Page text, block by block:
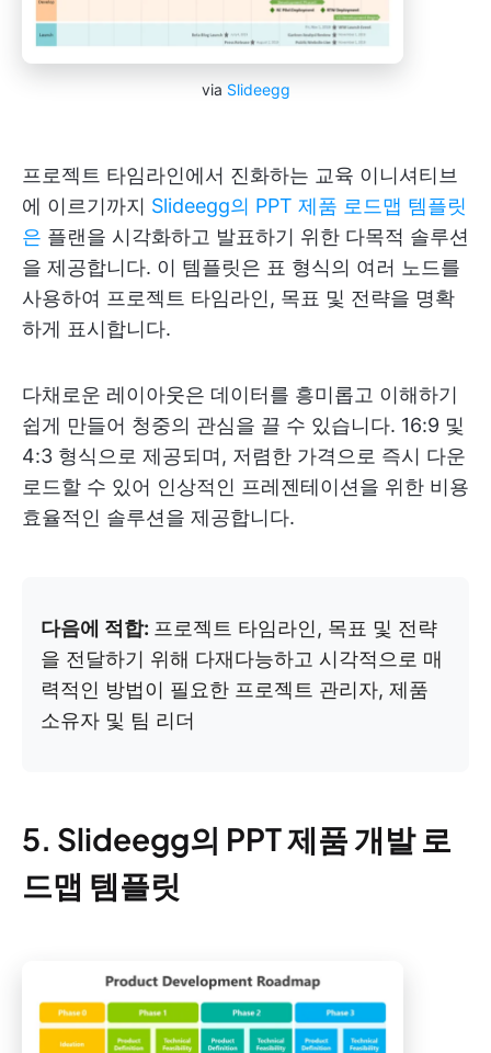
via Slideegg
프로젝트 타임라인에서 진화하는 교육 이니셔티브
에 이르기까지 Slideegg의 PPT 제품 로드맵 템플릿
은 플랜을 시각화하고 발표하기 위한 다목적 솔루션
을 제공합니다. 이 템플릿은 표 형식의 여러 노드를
사용하여 프로젝트 타임라인, 목표 및 전략을 명확
하게 표시합니다.
다채로운 레이아웃은 데이터를 흥미롭고 이해하기
쉽게 만들어 청중의 관심을 끌 수 있습니다. 16:9 및
4:3 형식으로 제공되며, 저렴한 가격으로 즉시 다운
로드할 수 있어 인상적인 프레젠테이션을 위한 비용
효율적인 솔루션을 제공합니다.
다음에 적합: 프로젝트 타임라인, 목표 및 전략
을 전달하기 위해 다재다능하고 시각적으로 매
력적인 방법이 필요한 프로젝트 관리자, 제품
소유자 및 팀 리더
5. Slideegg의 PPT 제품 개발 로
드맵 템플릿